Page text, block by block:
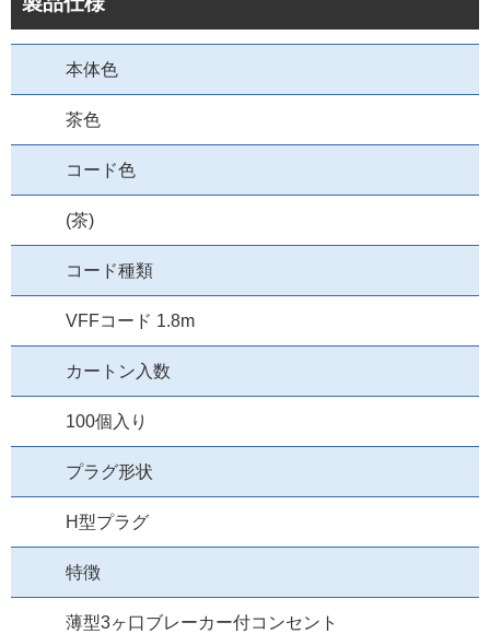
本体色
茶色
コード色
(茶)
コード種類
VFFコード 1.8m
カートン入数
100個入り
プラグ形状
H型プラグ
特徴
薄型3ヶ口ブレーカー付コンセント